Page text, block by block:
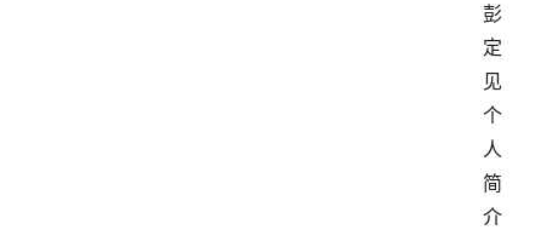
彭
定
见
个
人
简
介